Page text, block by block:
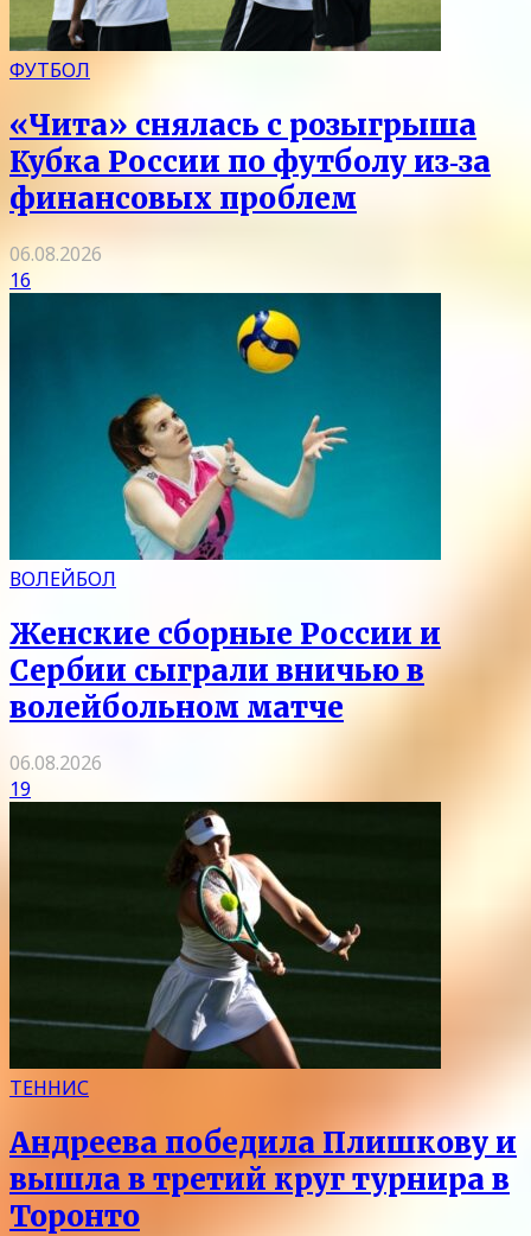
ФУТБОЛ
«Чита» снялась с розыгрыша
Кубка России по футболу из‑за
финансовых проблем
06.08.2026
16
ВОЛЕЙБОЛ
Женские сборные России и
Сербии сыграли вничью в
волейбольном матче
06.08.2026
19
ТЕННИС
Андреева победила Плишкову и
вышла в третий круг турнира в
Торонто